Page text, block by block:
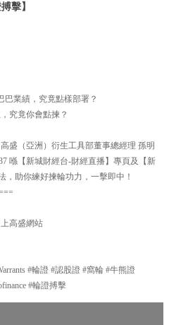
擊】
巴業績，究竟點樣部署？
究竟你會點揀？
盛（亞洲）衍生工具部董事總經理 孫明
喺【新城財經台-財經直播】專頁及【新
，助你練好揀輪功力，一擊即中！
高盛網站
#輪證 #認股證 #窩輪 #牛熊證
#輪證搏擊